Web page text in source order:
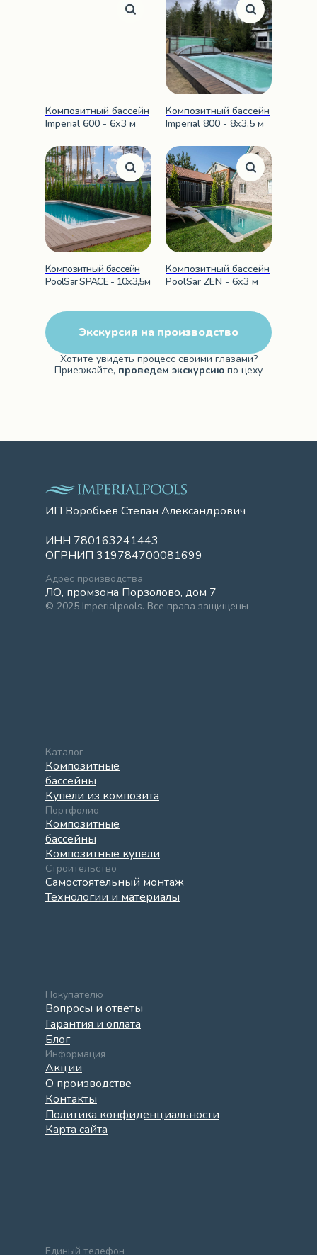
Экскурсия на производство
Хотите увидеть процесс своими глазами?
Приезжайте, проведем экскурсию по цеху
Композитный бассейн
Imperial 600 - 6х3 м
Композитный бассейн
Imperial 800 - 8х3,5 м
Композитный бассейн
PoolSar SPACE - 10х3,5м
Композитный бассейн
PoolSar ZEN - 6х3 м
ИП Воробьев Степан Александрович
ИНН 780163241443
ОГРНИП 319784700081699
Адрес производства
ЛО, промзона Порзолово, дом 7
© 2025 Imperialpools. Все права защищены
Каталог
Композитные
бассейны
Купели из композита
Портфолио
Композитные
бассейны
Композитные купели
Строительство
Самостоятельный монтаж
Технологии и материалы
Покупателю
Вопросы и ответы
Гарантия и оплата
Блог
Информация
Акции
О производстве
Контакты
Политика конфиденциальности
Карта сайта
Единый телефон